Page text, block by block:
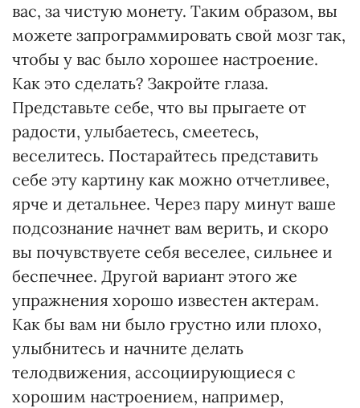
вас, за чистую монету. Таким образом, вы
можете запрограммировать свой мозг так,
чтобы у вас было хорошее настроение.
Как это сделать? Закройте глаза.
Представьте себе, что вы прыгаете от
радости, улыбаетесь, смеетесь,
веселитесь. Постарайтесь представить
себе эту картину как можно отчетливее,
ярче и детальнее. Через пару минут ваше
подсознание начнет вам верить, и скоро
вы почувствуете себя веселее, сильнее и
беспечнее. Другой вариант этого же
упражнения хорошо известен актерам.
Как бы вам ни было грустно или плохо,
улыбнитесь и начните делать
телодвижения, ассоциирующиеся с
хорошим настроением, например,